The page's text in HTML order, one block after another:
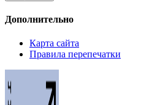
Дополнительно
Карта сайта
Правила перепечатки